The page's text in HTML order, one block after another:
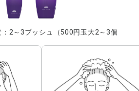
2～3プッシュ（500円玉大2～3個